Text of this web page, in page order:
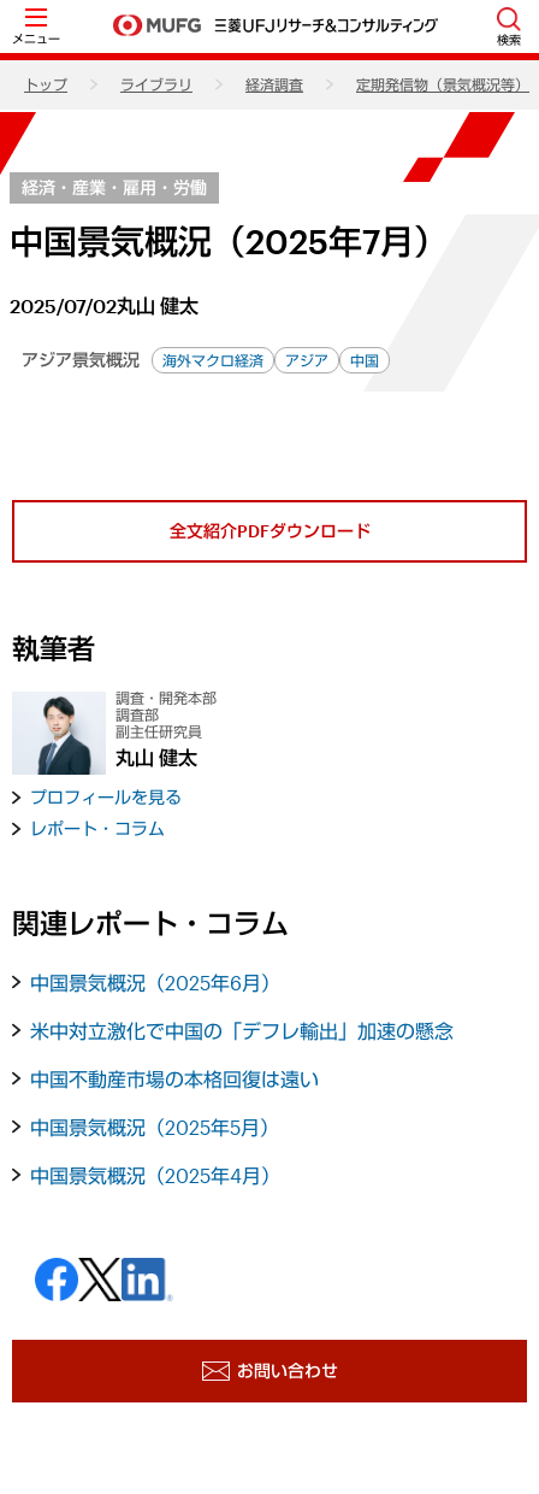
メニュー 検索
トップ ライブラリ 経済調査 定期発信物（景気概況等）
経済・産業・雇用・労働
中国景気概況（2025年7月）
2025/07/02丸山 健太
アジア景気概況 海外マクロ経済 アジア 中国
全文紹介PDFダウンロード
執筆者
調査・開発本部
調査部
副主任研究員
丸山 健太
プロフィールを見る
レポート・コラム
関連レポート・コラム
中国景気概況（2025年6月）
米中対立激化で中国の「デフレ輸出」加速の懸念
中国不動産市場の本格回復は遠い
中国景気概況（2025年5月）
中国景気概況（2025年4月）
お問い合わせ